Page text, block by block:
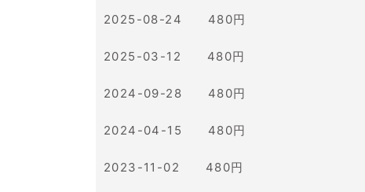
2025-08-24 480円
2025-03-12 480円
2024-09-28 480円
2024-04-15 480円
2023-11-02 480円